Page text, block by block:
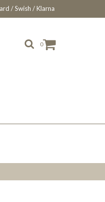
/ Swish / Klarna
0